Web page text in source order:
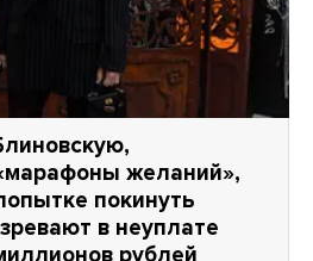
желаний»,
покинуть
в неуплате
рублей